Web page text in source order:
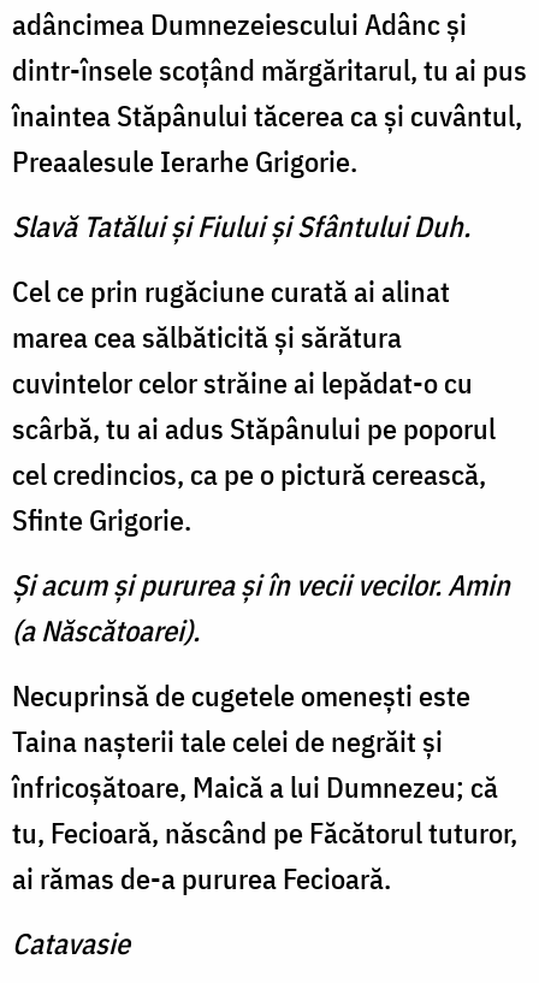
adâncimea Dumne­zeiescului Adânc şi
dintr-însele scoţând mărgăritarul, tu ai pus
înaintea Stăpânului tăcerea ca şi cuvântul,
Preaalesule Ierarhe Grigorie.
Slavă Tatălui şi Fiului şi Sfântului Duh.
Cel ce prin rugăciune curată ai alinat
marea cea sălbăticită şi sărătura
cuvintelor celor străine ai lepădat-o cu
scârbă, tu ai adus Stăpânului pe poporul
cel credincios, ca pe o pictură cerească,
Sfinte Grigorie.
Şi acum şi pururea şi în vecii vecilor. Amin
(a Născătoarei).
Necuprinsă de cugetele omeneşti este
Taina naşterii tale celei de negrăit şi
înfricoşătoare, Maică a lui Dumnezeu; că
tu, Fecioară, născând pe Făcătorul tuturor,
ai rămas de-a pururea Fecioară.
Catavasie